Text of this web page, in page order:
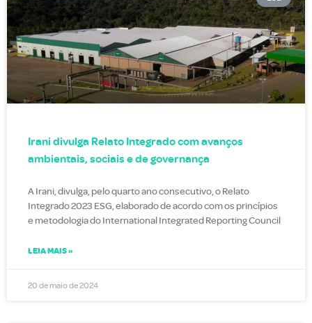
Irani divulga Relato Integrado com avanços
ambientais, sociais e de governança
A Irani, divulga, pelo quarto ano consecutivo, o Relato
Integrado 2023 ESG, elaborado de acordo com os princípios
e metodologia do International Integrated Reporting Council
LEIA MAIS »
20 de maio de 2024